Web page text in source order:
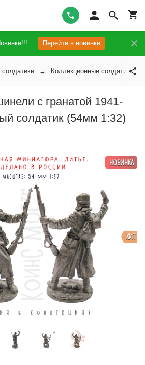
Перейти в новинки
Коллекционные солдатики
с гранатой 1941-
солдатик (54мм 1:32)
ХИТ
НОВИНКА